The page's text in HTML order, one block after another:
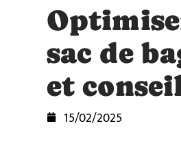
sac de
et
15/02/2025